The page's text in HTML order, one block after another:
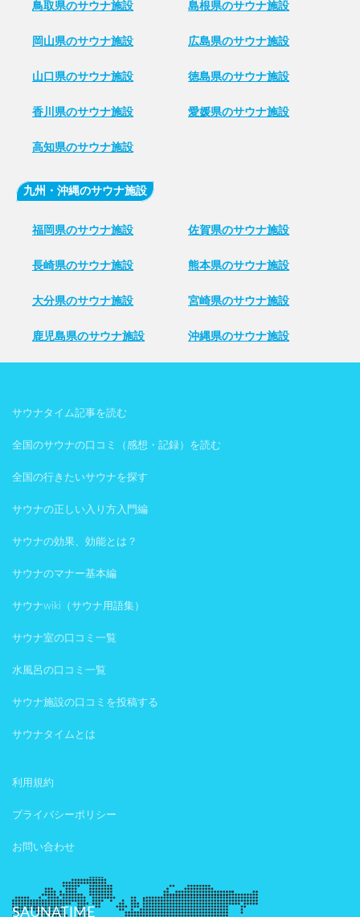
鳥取県のサウナ施設 島根県のサウナ施設
岡山県のサウナ施設 広島県のサウナ施設
山口県のサウナ施設 徳島県のサウナ施設
香川県のサウナ施設 愛媛県のサウナ施設
高知県のサウナ施設
九州・沖縄のサウナ施設
福岡県のサウナ施設 佐賀県のサウナ施設
長崎県のサウナ施設 熊本県のサウナ施設
大分県のサウナ施設 宮崎県のサウナ施設
鹿児島県のサウナ施設 沖縄県のサウナ施設
サウナタイム記事を読む
全国のサウナの口コミ（感想・記録）を読む
全国の行きたいサウナを探す
サウナの正しい入り方入門編
サウナの効果、効能とは？
サウナのマナー基本編
サウナwiki（サウナ用語集）
サウナ室の口コミ一覧
水風呂の口コミ一覧
サウナ施設の口コミを投稿する
サウナタイムとは
利用規約
プライバシーポリシー
お問い合わせ
SAUNATIME